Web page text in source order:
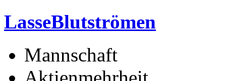
LasseBlutströmen
Mannschaft